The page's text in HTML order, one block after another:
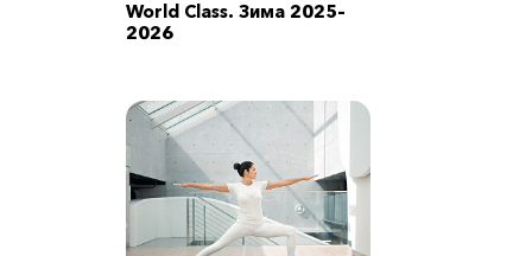
World Class. Зима 2025–
2026